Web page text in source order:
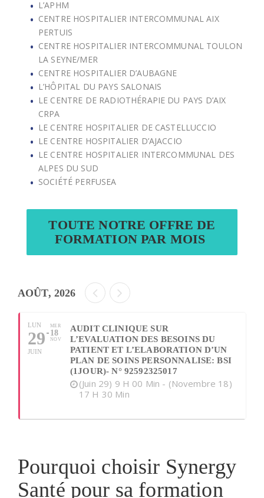
L’APHM
CENTRE HOSPITALIER INTERCOMMUNAL AIX
PERTUIS
CENTRE HOSPITALIER INTERCOMMUNAL TOULON
LA SEYNE/MER
CENTRE HOSPITALIER D’AUBAGNE
L’HÔPITAL DU PAYS SALONAIS
LE CENTRE DE RADIOTHÉRAPIE DU PAYS D’AIX
CRPA
LE CENTRE HOSPITALIER DE CASTELLUCCIO
LE CENTRE HOSPITALIER D’AJACCIO
LE CENTRE HOSPITALIER INTERCOMMUNAL DES
ALPES DU SUD
SOCIÉTÉ PERFUSEA
TOUTE NOTRE OFFRE DE
FORMATION PAR MOIS
AOÛT, 2026
LUN
29
JUIN
MER
18
NOV
AUDIT CLINIQUE SUR
L’EVALUATION DES BESOINS DU
PATIENT ET L’ELABORATION D’UN
PLAN DE SOINS PERSONNALISE: BSI
(1JOUR)- N° 92592325017
(juin 29) 9 H 00 Min - (novembre 18)
17 H 30 Min
Pourquoi choisir Synergy
Santé pour sa formation